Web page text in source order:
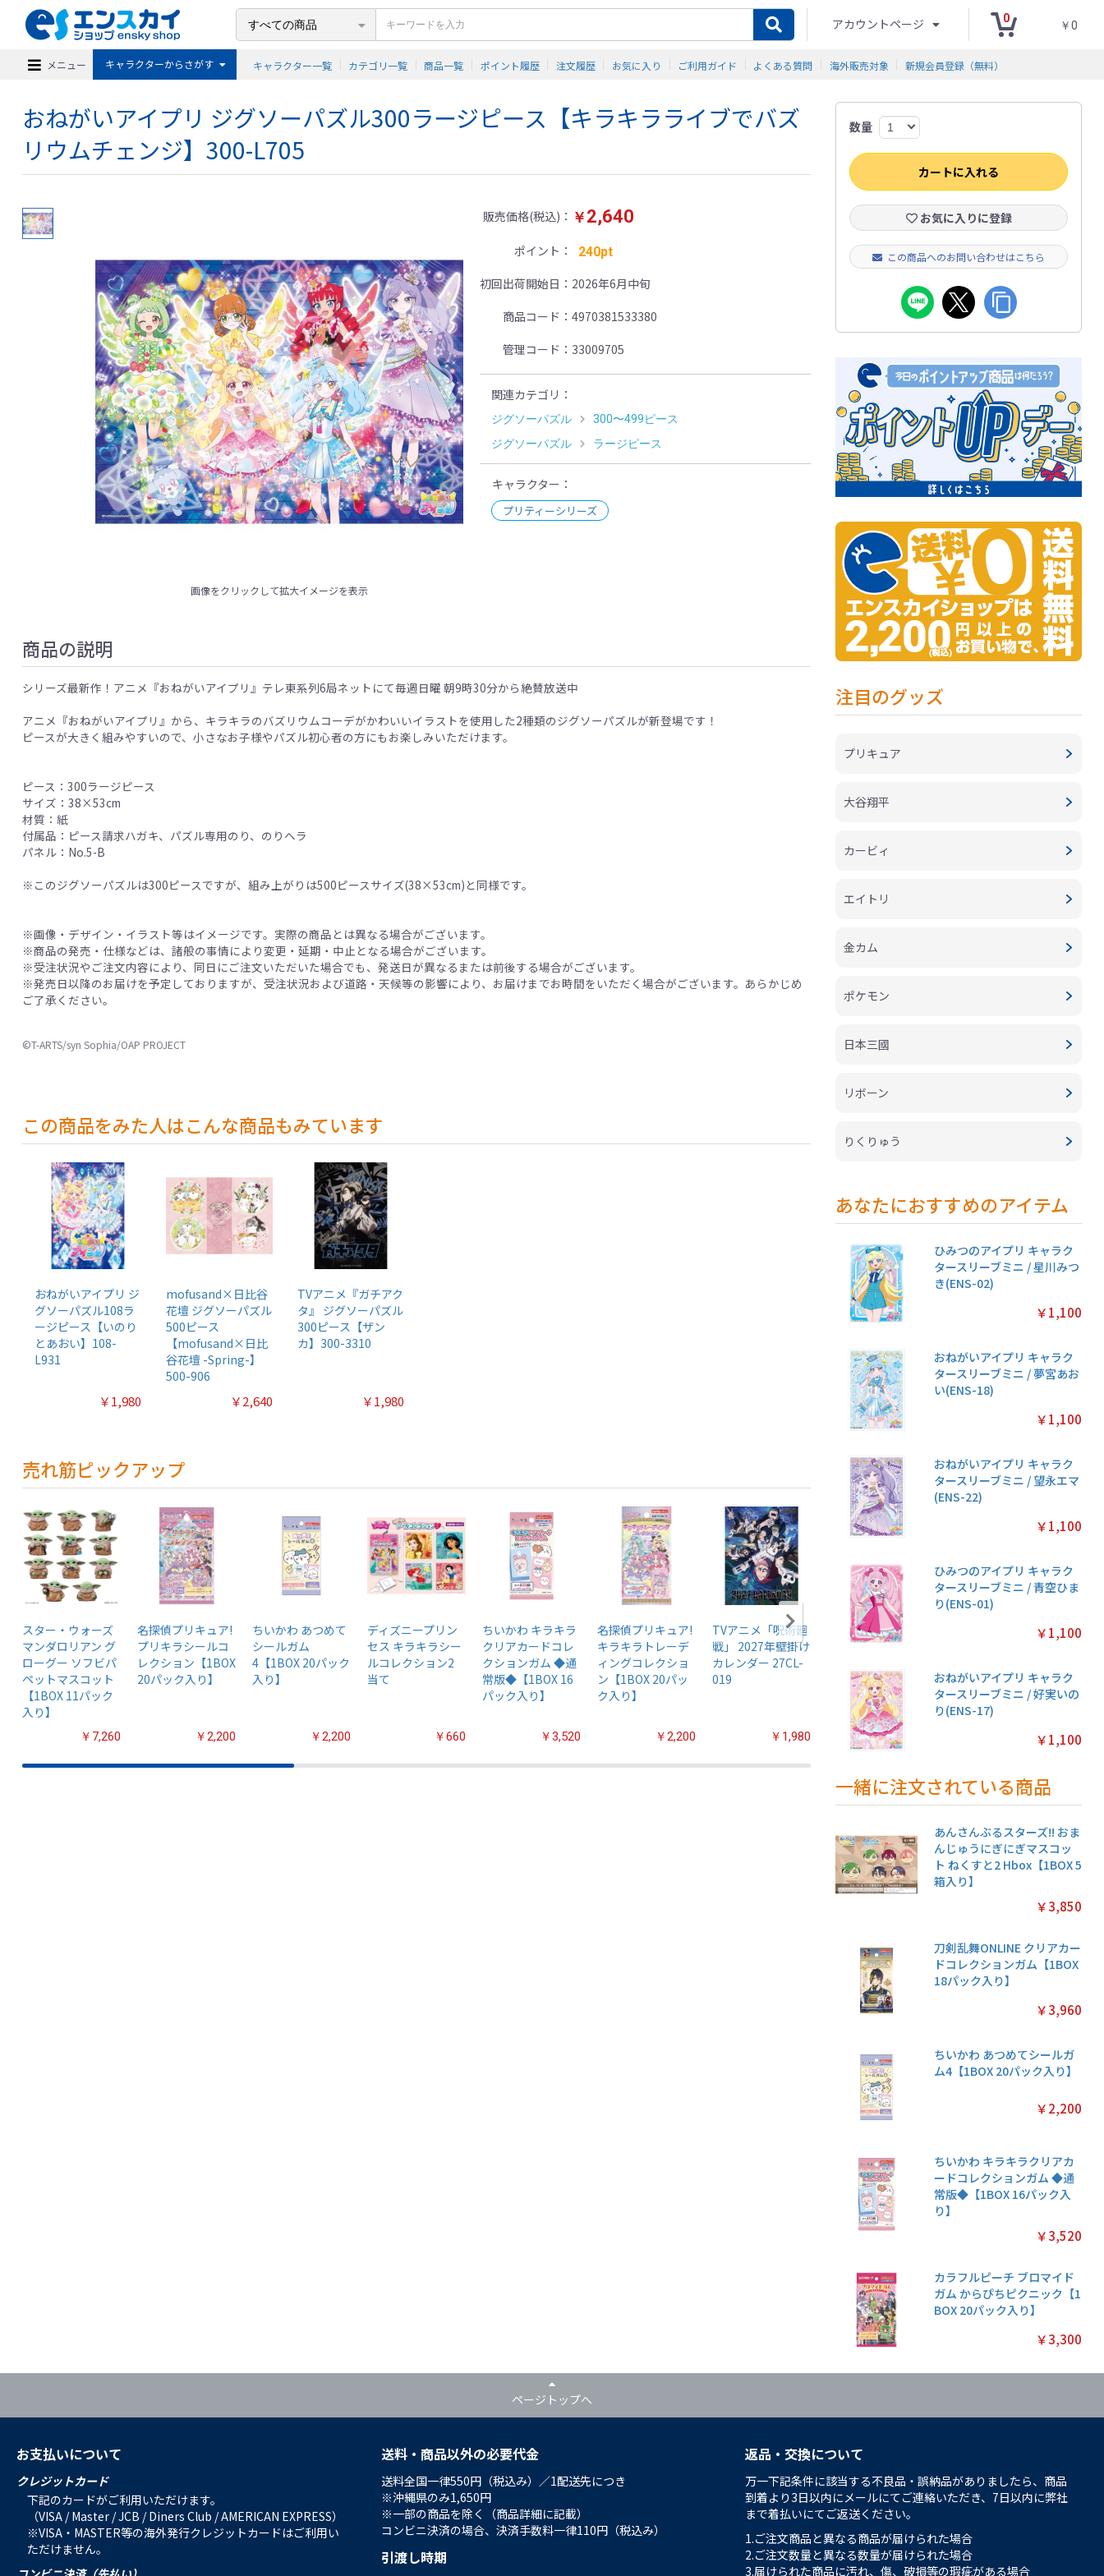
アカウントページ 0
￥0
メニュー キャラクターからさがす キャラクター一覧 カテゴリ一覧 商品一覧 ポイント履歴 注文履歴 お気に入り ご利用ガイド よくある質問 海外販売対象 新規会員登録（無料）
おねがいアイプリ ジグソーパズル300ラージピース【キラキラライブでバズ
リウムチェンジ】300-L705
画像をクリックして拡大イメージを表示
販売価格(税込) ￥2,640
ポイント 240pt
初回出荷開始日
2026年6月中旬
商品コード
4970381533380
管理コード
33009705
関連カテゴリ
ジグソーパズル
300〜499ピース
ジグソーパズル
ラージピース
キャラクター
プリティーシリーズ
商品の説明
シリーズ最新作！アニメ『おねがいアイプリ』テレ東系列6局ネットにて毎週日曜 朝9時30分から絶賛放送中
アニメ『おねがいアイプリ』から、キラキラのバズリウムコーデがかわいいイラストを使用した2種類のジグソーパズルが新登場です！
ピースが大きく組みやすいので、小さなお子様やパズル初心者の方にもお楽しみいただけます。
ピース：300ラージピース
サイズ：38×53cm
材質：紙
付属品：ピース請求ハガキ、パズル専用のり、のりヘラ
パネル：No.5-B
※このジグソーパズルは300ピースですが、組み上がりは500ピースサイズ(38×53cm)と同様です。
※画像・デザイン・イラスト等はイメージです。実際の商品とは異なる場合がございます。
※商品の発売・仕様などは、諸般の事情により変更・延期・中止となる場合がございます。
※受注状況やご注文内容により、同日にご注文いただいた場合でも、発送日が異なるまたは前後する場合がございます。
※発売日以降のお届けを予定しておりますが、受注状況および道路・天候等の影響により、お届けまでお時間をいただく場合がございます。あらかじめ
ご了承ください。
©T-ARTS/syn Sophia/OAP PROJECT
この商品をみた人はこんな商品もみています
おねがいアイプリ ジ
グソーパズル108ラ
ージピース【いのり
とあおい】108-
L931
￥1,980
mofusand×日比谷
花壇 ジグソーパズル
500ピース
【mofusand×日比
谷花壇 -Spring-】
500-906
￥2,640
TVアニメ『ガチアク
タ』 ジグソーパズル
300ピース【ザン
カ】300-3310
￥1,980
売れ筋ピックアップ
スター・ウォーズ
マンダロリアン グ
ローグー ソフビパ
ペットマスコット
【1BOX 11パック
入り】
￥7,260
名探偵プリキュア!
プリキラシールコ
レクション【1BOX
20パック入り】
￥2,200
ちいかわ あつめて
シールガム
4【1BOX 20パック
入り】
￥2,200
ディズニープリン
セス キラキラシー
ルコレクション2
当て
￥660
ちいかわ キラキラ
クリアカードコレ
クションガム ◆通
常版◆【1BOX 16
パック入り】
￥3,520
名探偵プリキュア!
キラキラトレーデ
ィングコレクショ
ン【1BOX 20パッ
ク入り】
￥2,200
TVアニメ「呪術廻
戦」 2027年壁掛け
カレンダー 27CL-
019
￥1,980
名探偵プリキュア!
キラキラトレーデ
ン2 ガムつき
【1BOX 20パック
入り】
￥2,200
ク入り】
￥3,080
鬼滅の
伝5 ガム
入り】
数量
カートに入れる
お気に入りに登録
この商品へのお問い合わせはこちら
注目のグッズ
プリキュア
大谷翔平
カービィ
エイトリ
金カム
ポケモン
日本三國
リボーン
りくりゅう
あなたにおすすめのアイテム
ひみつのアイプリ キャラク
タースリーブミニ / 星川みつ
き(ENS-02)
￥1,100
おねがいアイプリ キャラク
タースリーブミニ / 夢宮あお
い(ENS-18)
￥1,100
おねがいアイプリ キャラク
タースリーブミニ / 望永エマ
(ENS-22)
￥1,100
ひみつのアイプリ キャラク
タースリーブミニ / 青空ひま
り(ENS-01)
￥1,100
おねがいアイプリ キャラク
タースリーブミニ / 好実いの
り(ENS-17)
￥1,100
一緒に注文されている商品
あんさんぶるスターズ!! おま
んじゅうにぎにぎマスコッ
ト ねくすと2 Hbox【1BOX 5
箱入り】
￥3,850
刀剣乱舞ONLINE クリアカー
ドコレクションガム【1BOX
18パック入り】
￥3,960
ちいかわ あつめてシールガ
ム4【1BOX 20パック入り】
￥2,200
ちいかわ キラキラクリアカ
ードコレクションガム ◆通
常版◆【1BOX 16パック入
り】
￥3,520
カラフルピーチ ブロマイド
ガム からぴちピクニック【1
BOX 20パック入り】
￥3,300
ページトップへ
お支払いについて
クレジットカード
下記のカードがご利用いただけます。
（VISA / Master / JCB / Diners Club / AMERICAN EXPRESS）
※VISA・MASTER等の海外発行クレジットカードはご利用い
ただけません。
送料・商品以外の必要代金
送料全国一律550円（税込み）／1配送先につき
※沖縄県のみ1,650円
※一部の商品を除く（商品詳細に記載）
コンビニ決済の場合、決済手数料一律110円（税込み）
引渡し時期
返品・交換について
万一下記条件に該当する不良品・誤納品がありましたら、商品
到着より3日以内にメールにてご連絡いただき、7日以内に弊社
まで着払いにてご返送ください。
1.ご注文商品と異なる商品が届けられた場合
2.ご注文数量と異なる数量が届けられた場合
3.届けられた商品に汚れ、傷、破損等の瑕疵がある場合